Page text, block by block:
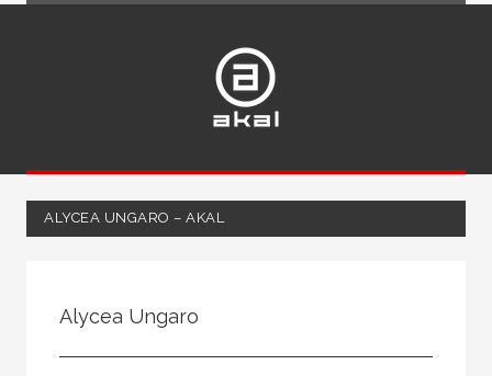
ALYCEA UNGARO – AKAL
Alycea Ungaro